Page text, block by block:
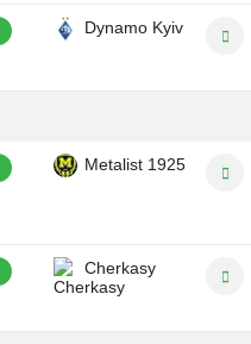
Dynamo Kyiv
Metalist 1925
Cherkasy